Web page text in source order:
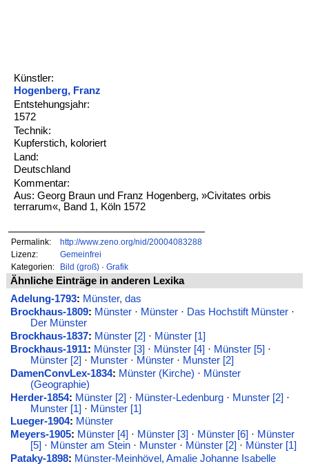
Künstler:
Hogenberg, Franz
Entstehungsjahr:
1572
Technik:
Kupferstich, koloriert
Land:
Deutschland
Kommentar:
Aus: Georg Braun und Franz Hogenberg, »Civitates orbis
terrarum«, Band 1, Köln 1572
Permalink:
http://www.zeno.org/nid/20004083288
Lizenz:
Gemeinfrei
Kategorien:
Bild (groß)· Grafik
Ähnliche Einträge in anderen Lexika
Adelung-1793: Münster, das
Brockhaus-1809: Münster· Münster· Das Hochstift Münster·
Der Münster
Brockhaus-1837: Münster [2] · Münster [1]
Brockhaus-1911: Münster [3] · Münster [4] · Münster [5] ·
Münster [2] · Munster· Münster· Munster [2]
DamenConvLex-1834: Münster (Kirche) · Münster
(Geographie)
Herder-1854: Münster [2] · Münster-Ledenburg· Munster [2] ·
Munster [1] · Münster [1]
Lueger-1904: Münster
Meyers-1905: Münster [4] · Münster [3] · Münster [6] · Münster
[5] · Münster am Stein· Munster· Münster [2] · Münster [1]
Pataky-1898: Münster-Meinhövel, Amalie Johanne Isabelle